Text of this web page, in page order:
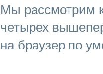
Мы рассмотрим
четырех
на браузер по